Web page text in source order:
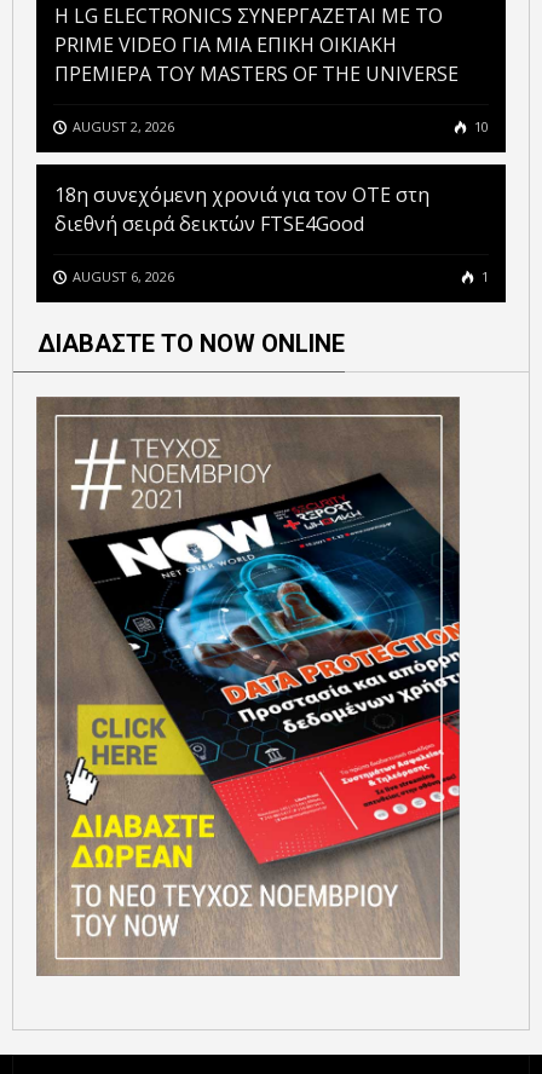
H LG ELECTRONICS ΣΥΝΕΡΓΑΖΕΤΑΙ ΜΕ ΤΟ
PRIME VIDEO ΓΙΑ ΜΙΑ ΕΠΙΚΗ ΟΙΚΙΑΚΗ
ΠΡΕΜΙΕΡΑ ΤΟΥ MASTERS OF THE UNIVERSE
AUGUST 2, 2026 10
18η συνεχόμενη χρονιά για τον ΟΤΕ στη
διεθνή σειρά δεικτών FTSE4Good
AUGUST 6, 2026 1
ΔΙΑΒΑΣΤΕ ΤΟ NOW ONLINE